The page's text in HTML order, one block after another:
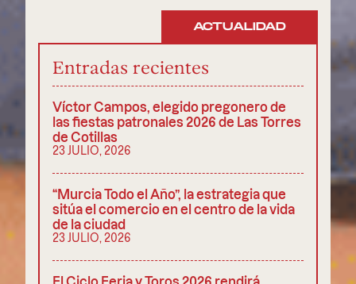
ACTUALIDAD
Entradas recientes
Víctor Campos, elegido pregonero de
las fiestas patronales 2026 de Las Torres
de Cotillas
23 JULIO, 2026
“Murcia Todo el Año”, la estrategia que
sitúa el comercio en el centro de la vida
de la ciudad
23 JULIO, 2026
El Ciclo Feria y Toros 2026 rendirá